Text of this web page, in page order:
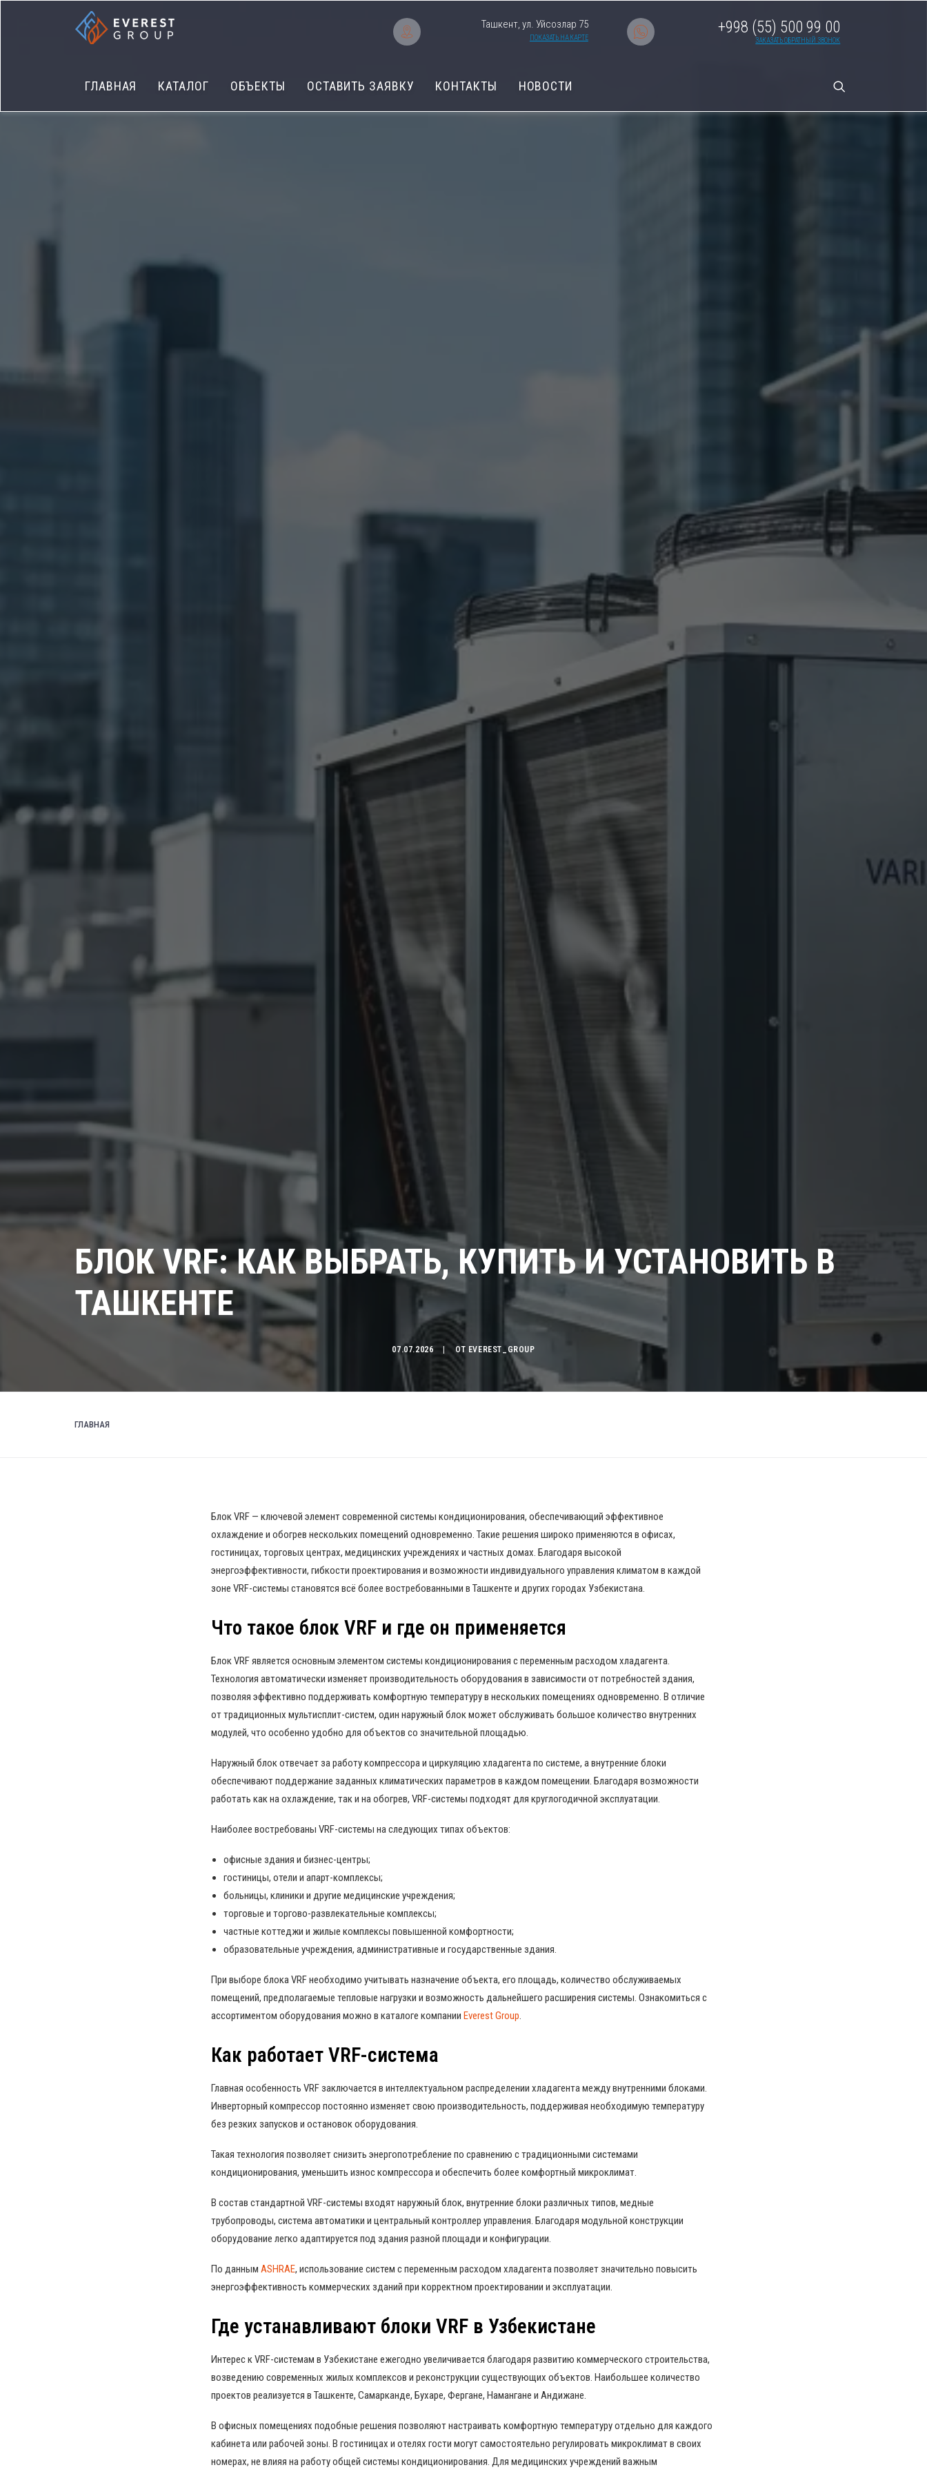
Ташкент, ул. Уйсозлар 75
ПОКАЗАТЬ НА КАРТЕ
+998 (55) 500 99 00
ЗАКАЗАТЬ ОБРАТНЫЙ ЗВОНОК
ГЛАВНАЯ КАТАЛОГ ОБЪЕКТЫ ОСТАВИТЬ ЗАЯВКУ КОНТАКТЫ НОВОСТИ
БЛОК VRF: КАК ВЫБРАТЬ, КУПИТЬ И УСТАНОВИТЬ В
ТАШКЕНТЕ
07.07.2026 ОТ EVEREST_GROUP
ГЛАВНАЯ
Блок VRF — ключевой элемент современной системы кондиционирования, обеспечивающий эффективное
охлаждение и обогрев нескольких помещений одновременно. Такие решения широко применяются в офисах,
гостиницах, торговых центрах, медицинских учреждениях и частных домах. Благодаря высокой
энергоэффективности, гибкости проектирования и возможности индивидуального управления климатом в каждой
зоне VRF-системы становятся всё более востребованными в Ташкенте и других городах Узбекистана.
Что такое блок VRF и где он применяется
Блок VRF является основным элементом системы кондиционирования с переменным расходом хладагента.
Технология автоматически изменяет производительность оборудования в зависимости от потребностей здания,
позволяя эффективно поддерживать комфортную температуру в нескольких помещениях одновременно. В отличие
от традиционных мультисплит-систем, один наружный блок может обслуживать большое количество внутренних
модулей, что особенно удобно для объектов со значительной площадью.
Наружный блок отвечает за работу компрессора и циркуляцию хладагента по системе, а внутренние блоки
обеспечивают поддержание заданных климатических параметров в каждом помещении. Благодаря возможности
работать как на охлаждение, так и на обогрев, VRF-системы подходят для круглогодичной эксплуатации.
Наиболее востребованы VRF-системы на следующих типах объектов:
офисные здания и бизнес-центры;
гостиницы, отели и апарт-комплексы;
больницы, клиники и другие медицинские учреждения;
торговые и торгово-развлекательные комплексы;
частные коттеджи и жилые комплексы повышенной комфортности;
образовательные учреждения, административные и государственные здания.
При выборе блока VRF необходимо учитывать назначение объекта, его площадь, количество обслуживаемых
помещений, предполагаемые тепловые нагрузки и возможность дальнейшего расширения системы. Ознакомиться с
ассортиментом оборудования можно в каталоге компании Everest Group.
Как работает VRF-система
Главная особенность VRF заключается в интеллектуальном распределении хладагента между внутренними блоками.
Инверторный компрессор постоянно изменяет свою производительность, поддерживая необходимую температуру
без резких запусков и остановок оборудования.
Такая технология позволяет снизить энергопотребление по сравнению с традиционными системами
кондиционирования, уменьшить износ компрессора и обеспечить более комфортный микроклимат.
В состав стандартной VRF-системы входят наружный блок, внутренние блоки различных типов, медные
трубопроводы, система автоматики и центральный контроллер управления. Благодаря модульной конструкции
оборудование легко адаптируется под здания разной площади и конфигурации.
По данным ASHRAE, использование систем с переменным расходом хладагента позволяет значительно повысить
энергоэффективность коммерческих зданий при корректном проектировании и эксплуатации.
Где устанавливают блоки VRF в Узбекистане
Интерес к VRF-системам в Узбекистане ежегодно увеличивается благодаря развитию коммерческого строительства,
возведению современных жилых комплексов и реконструкции существующих объектов. Наибольшее количество
проектов реализуется в Ташкенте, Самарканде, Бухаре, Фергане, Намангане и Андижане.
В офисных помещениях подобные решения позволяют настраивать комфортную температуру отдельно для каждого
кабинета или рабочей зоны. В гостиницах и отелях гости могут самостоятельно регулировать микроклимат в своих
номерах, не влияя на работу общей системы кондиционирования. Для медицинских учреждений важным